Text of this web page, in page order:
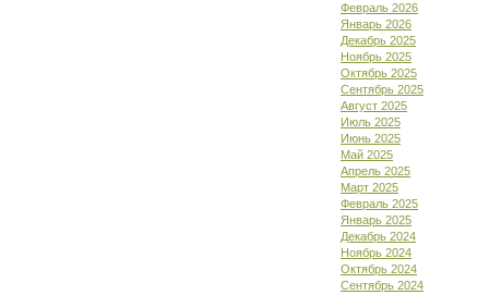
Февраль 2026
Январь 2026
Декабрь 2025
Ноябрь 2025
Октябрь 2025
Сентябрь 2025
Август 2025
Июль 2025
Июнь 2025
Май 2025
Апрель 2025
Март 2025
Февраль 2025
Январь 2025
Декабрь 2024
Ноябрь 2024
Октябрь 2024
Сентябрь 2024